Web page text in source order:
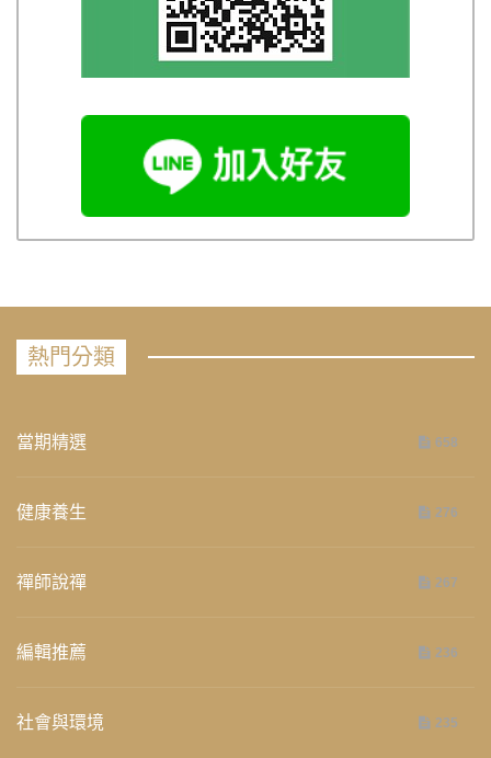
熱門分類
當期精選 658
健康養生 276
禪師說禪 267
編輯推薦 236
社會與環境 235